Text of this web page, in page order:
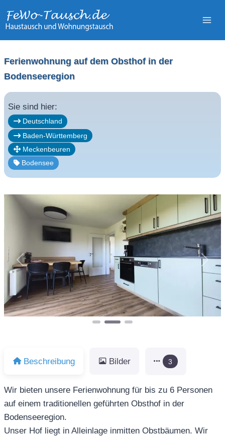
Inhalt
Ferienwohnung auf dem Obsthof in der
Bodenseeregion
Sie sind hier:
Deutschland
Baden-Württemberg
Meckenbeuren
Bodensee
Vorheriges
Beschreibung Bilder 3
Wir bieten unsere Ferienwohnung für bis zu 6 Personen
auf einem traditionellen geführten Obsthof in der
Bodenseeregion.
Unser Hof liegt in Alleinlage inmitten Obstbäumen. Wir